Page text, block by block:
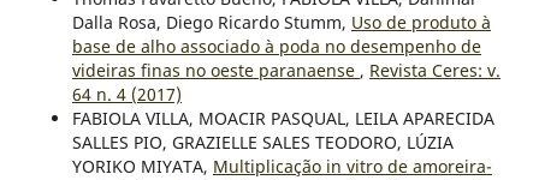
Dalla Rosa, Diego Ricardo Stumm, Uso de produto à
base de alho associado à poda no desempenho de
videiras finas no oeste paranaense , Revista Ceres: v.
64 n. 4 (2017)
FABIOLA VILLA, MOACIR PASQUAL, LEILA APARECIDA
SALLES PIO, GRAZIELLE SALES TEODORO, LÚZIA
YORIKO MIYATA, Multiplicação in vitro de amoreira-